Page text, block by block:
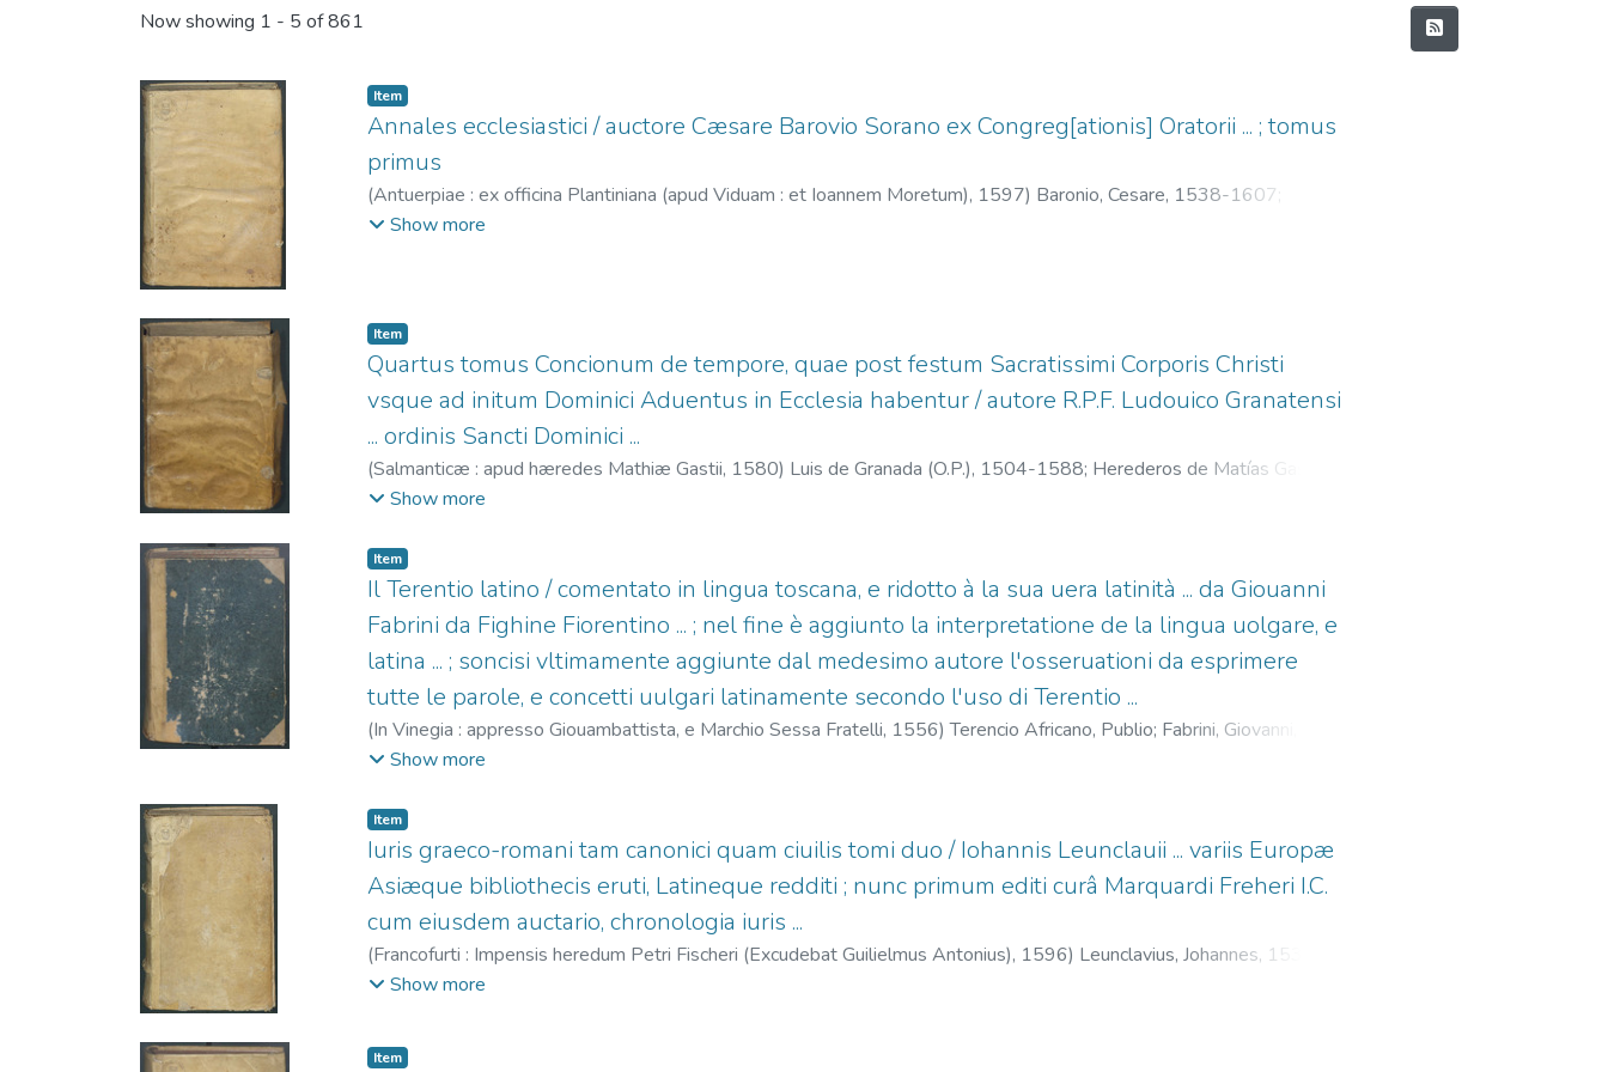
Recent Submissions
Now showing 1 - 5 of 861
Item
Annales ecclesiastici / auctore Cæsare Barovio Sorano ex Congreg[ationis] Oratorii ... ; tomus
primus
(Antuerpiae : ex officina Plantiniana (apud Viduam : et Ioannem Moretum), 1597) Baronio, Cesare, 1538-1607;
Weduwe van Christophe Plantin
Show more
Item
Quartus tomus Concionum de tempore, quae post festum Sacratissimi Corporis Christi
vsque ad initum Dominici Aduentus in Ecclesia habentur / autore R.P.F. Ludouico Granatensi
... ordinis Sancti Dominici ...
(Salmanticæ : apud hæredes Mathiæ Gastii, 1580) Luis de Granada (O.P.), 1504-1588; Herederos de Matías Gast, fl.
1578-1587
Show more
Item
Il Terentio latino / comentato in lingua toscana, e ridotto à la sua uera latinità ... da Giouanni
Fabrini da Fighine Fiorentino ... ; nel fine è aggiunto la interpretatione de la lingua uolgare, e
latina ... ; soncisi vltimamente aggiunte dal medesimo autore l'osseruationi da esprimere
tutte le parole, e concetti uulgari latinamente secondo l'uso di Terentio ...
(In Vinegia : appresso Giouambattista, e Marchio Sessa Fratelli, 1556)Terencio Africano, Publio; Fabrini, Giovanni,
1516-1580;Sessa, Giovanni Battista, fl. 1556-1602
Show more
Item
Iuris graeco-romani tam canonici quam ciuilis tomi duo / Iohannis Leunclauii ... variis Europæ
Asiæque bibliothecis eruti, Latineque redditi ; nunc primum editi curâ Marquardi Freheri I.C.
cum eiusdem auctario, chronologia iuris ...
(Francofurti : Impensis heredum Petri Fischeri (Excudebat Guilielmus Antonius), 1596) Leunclavius, Johannes, 1533-
1592;Freher, Marquard, 1565-1614
Show more
Item